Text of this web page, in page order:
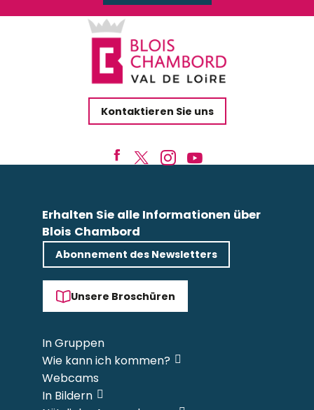
Kontaktieren Sie uns
Erhalten Sie alle Informationen über
Blois Chambord
Abonnement des Newsletters
Unsere Broschüren
In Gruppen
Wie kann ich kommen?
Webcams
In Bildern